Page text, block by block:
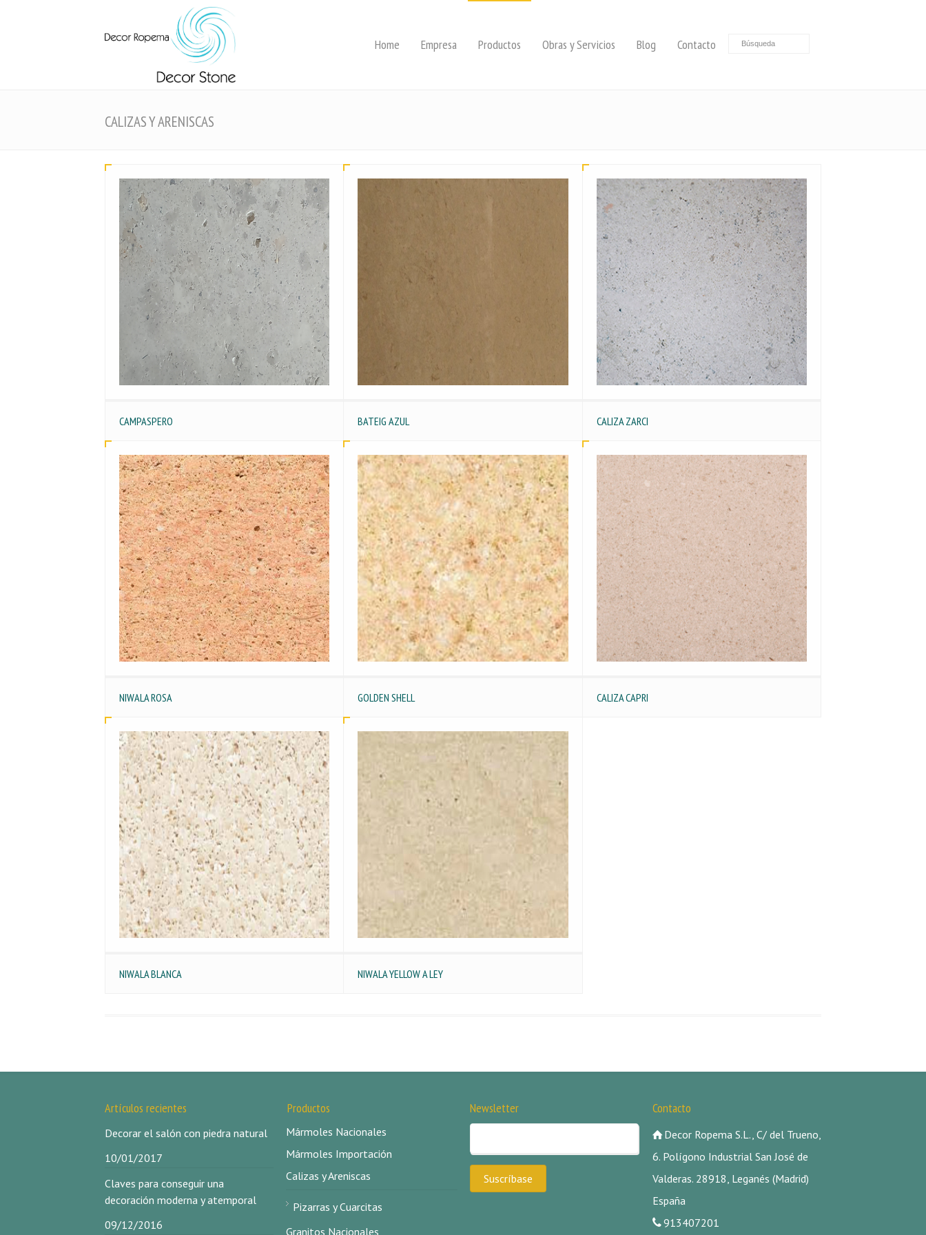
Home Empresa Productos Obras y Servicios Blog Contacto
CALIZAS Y ARENISCAS
CAMPASPERO BATEIG AZUL CALIZA ZARCI
NIWALA ROSA GOLDEN SHELL CALIZA CAPRI
NIWALA BLANCA NIWALA YELLOW A LEY
Artículos recientes
Decorar el salón con piedra natural
10/01/2017
Claves para conseguir una
decoración moderna y atemporal
09/12/2016
Productos
Mármoles Nacionales
Mármoles Importación
Calizas y Areniscas
Pizarras y Cuarcitas
Granitos Nacionales
Newsletter Contacto
Decor Ropema S.L., C/ del Trueno,
6. Polígono Industrial San José de
Valderas. 28918, Leganés (Madrid)
España
913407201